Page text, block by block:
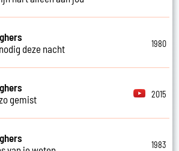
deze nacht
1980
gemist
2015
1983